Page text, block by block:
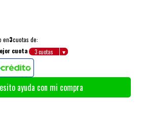
en3cuotas de:
cuota
ayuda con mi compra